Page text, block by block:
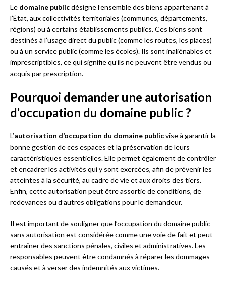
Le domaine publicdésigne l’ensemble des biens appartenant à
l’État, aux collectivités territoriales (communes, départements,
régions) ou à certains établissements publics. Ces biens sont
destinés à l’usage direct du public (comme les routes, les places)
ou à un service public (comme les écoles). Ils sont inaliénables et
imprescriptibles, ce qui signifie qu’ils ne peuvent être vendus ou
acquis par prescription.
Pourquoi demander une autorisation
d’occupation du domaine public ?
L’autorisation d’occupation du domaine publicvise à garantir la
bonne gestion de ces espaces et la préservation de leurs
caractéristiques essentielles. Elle permet également de contrôler
et encadrer les activités qui y sont exercées, afin de prévenir les
atteintes à la sécurité, au cadre de vie et aux droits des tiers.
Enfin, cette autorisation peut être assortie de conditions, de
redevances ou d’autres obligations pour le demandeur.
Il est important de souligner que l’occupation du domaine public
sans autorisation est considérée comme une voie de fait et peut
entraîner des sanctions pénales, civiles et administratives. Les
responsables peuvent être condamnés à réparer les dommages
causés et à verser des indemnités aux victimes.